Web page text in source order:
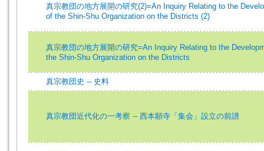
真宗教団の地方展開の研究(2)=An Inquiry Relating to the
of the Shin-Shu Organization on the Districts (2)
真宗教団の地方展開の研究=An Inquiry Relating to the
the Shin-Shu Organization on the Districts
真宗教団史 -- 史料
真宗教団近代化の一考察 -- 西本願寺「集会」設立の前譜